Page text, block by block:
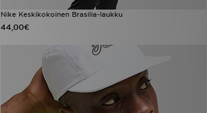
Nike Keskikokoinen Brasilia-laukku
44,00€